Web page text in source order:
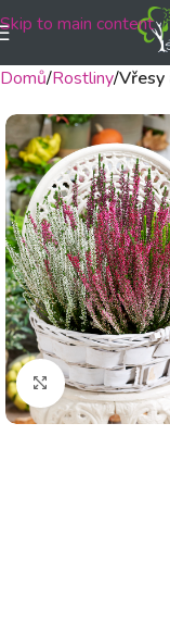
Skip to main content
Domů Rostliny Vřesy
Klikněte pro